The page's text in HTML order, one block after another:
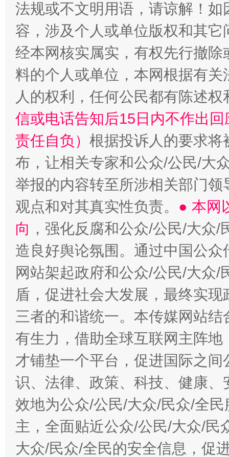
“蜀中异人”王建安的艺术幻境
法规或不文明用语，请谅解！
容，涉及个人或单位版权和其它
经本网核实属实，有权先行撤
料的个人或单位，本网根据有
人的权利，任何公民都有陈述
信或电话告知后15日内不作出
责任自负） 根据投诉人的要求将
布，让相关专家和公众/公民/大
举报的内容转至所涉相关部门
观点和对其真实性负责。 ● 本网
向 ，强化反腐和公众/公民/大众
造良好舆论氛围。通过中国公
网站架起政府和公众/公民/大众
盾，促进社会大发展，最终实
三者的和谐统一。本传媒网站
有生力，借助全球互联网主阵
才铺垫一个平台，促进国际之
识、法律、政策、科技、健康
效地为公众/公民/大众/民众/全
主，全面贴近公众/公民/大众/民
大众/民众/全民的安全信息，促